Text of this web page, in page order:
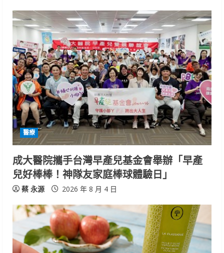
醫療
成大醫院攜手台灣早產兒基金會舉辦「早產
兒好棒棒！神隊友家庭棒球體驗日」
蔡 永源 2026 年 8 月 4 日